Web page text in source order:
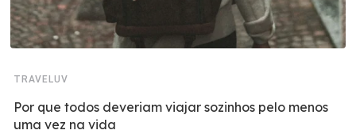
TRAVELUV
Por que todos deveriam viajar sozinhos pelo menos
uma vez na vida